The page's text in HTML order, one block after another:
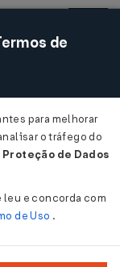
Acessar
de
de
para melhorar
o tráfego do
de Dados
e concorda com
de Uso .